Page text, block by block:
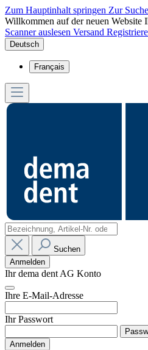
Zum Hauptinhalt springen Zur
Willkommen auf der neuen Website
Scanner auslesen Versand
Deutsch
Français
Suchen
Anmelden
Ihr dema dent AG Konto
Ihre E-Mail-Adresse
Ihr Passwort
Anmelden